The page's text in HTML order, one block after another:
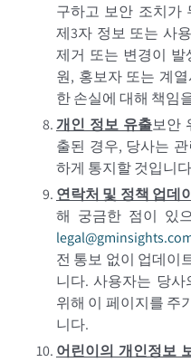
구하고 보안 조치가
제3자 정보 또는 사
제거 또는 변경이 발
원, 홍보자 또는 계
한 손실에 대해 책임
개인 정보 유출보안
출된 경우, 당사는
하게 통지할 것입니다
연락처 및 정책 업데
해 궁금한 점이 있
전 통보 없이 업데이
니다. 사용자는 당
위해 이 페이지를 주
니다.
어린이의 개인정보